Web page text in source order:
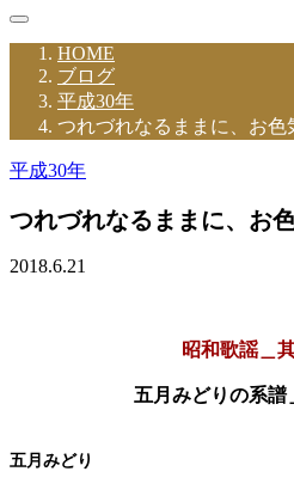
HOME
ブログ
平成30年
つれづれなるままに、お色
平成30年
つれづれなるままに、お
2018.6.21
昭和歌謡＿
五月みどりの系譜
五月みどり